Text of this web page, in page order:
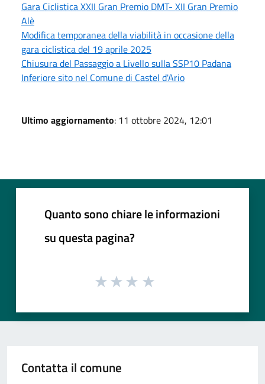
Gara Ciclistica XXII Gran Premio DMT- XII Gran Premio
Alè
Modifica temporanea della viabilità in occasione della
gara ciclistica del 19 aprile 2025
Chiusura del Passaggio a Livello sulla SSP10 Padana
Inferiore sito nel Comune di Castel d'Ario
Ultimo aggiornamento: 11 ottobre 2024, 12:01
Quanto sono chiare le informazioni
su questa pagina?
Contatta il comune